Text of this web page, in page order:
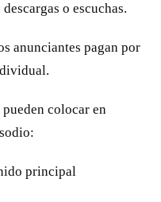
o escuchas.
anunciantes pagan por
colocar en
principal